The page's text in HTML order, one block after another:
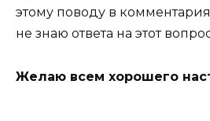
этому поводу в
не знаю ответа на этот
Желаю всем хорошего